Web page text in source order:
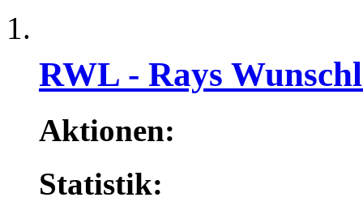
RWL - Rays
Aktionen:
Statistik: